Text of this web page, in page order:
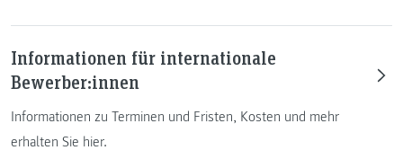
Informationen für internationale
Bewerber:innen
Informationen zu Terminen und Fristen, Kosten und mehr
erhalten Sie hier.